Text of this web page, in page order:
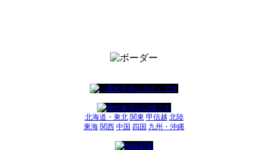
北海道・東北 関東 甲信越 北陸
東海 関西 中国 四国 九州・沖縄